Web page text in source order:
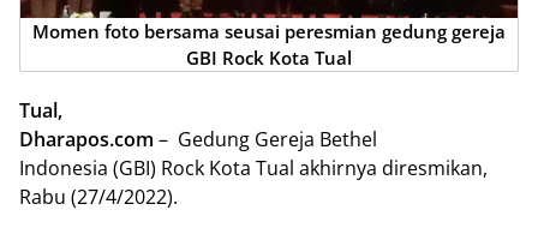
Momen foto bersama seusai peresmian gedung gereja
GBI Rock Kota Tual
Tual,
Dharapos.com – Gedung Gereja Bethel
Indonesia (GBI) Rock Kota Tual akhirnya diresmikan,
Rabu (27/4/2022).